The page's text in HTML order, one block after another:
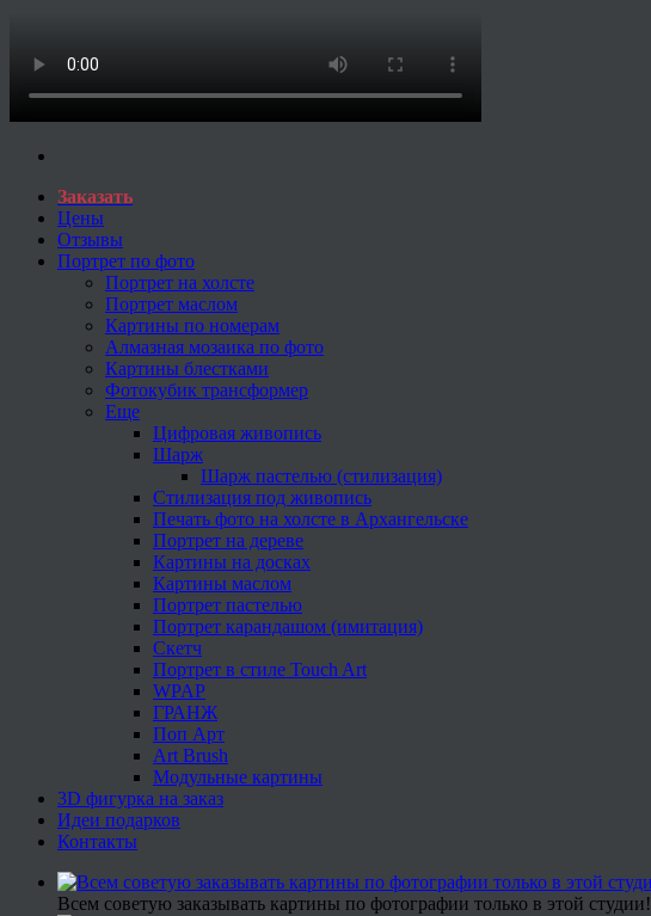
Заказать
Цены
Отзывы
Портрет по фото
Портрет на холсте
Портрет маслом
Картины по номерам
Алмазная мозаика по фото
Картины блестками
Фотокубик трансформер
Еще
Цифровая живопись
Шарж
Шарж пастелью (стилизация)
Стилизация под живопись
Печать фото на холсте в Архангельске
Портрет на дереве
Картины на досках
Картины маслом
Портрет пастелью
Портрет карандашом (имитация)
Скетч
Портрет в стиле Touch Art
WPAP
ГРАНЖ
Поп Арт
Art Brush
Модульные картины
3D фигурка на заказ
Идеи подарков
Контакты
Всем советую заказывать картины по фотографии только в этой студии!